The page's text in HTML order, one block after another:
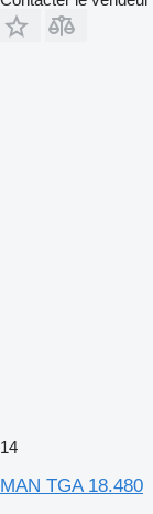
14
MAN TGA 18.480